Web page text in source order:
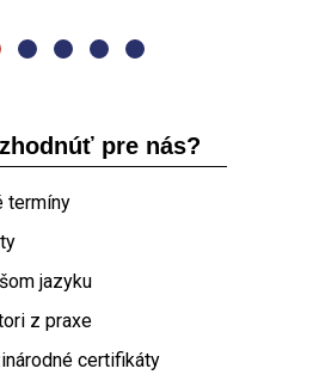
pre nás?
termíny
jazyku
z praxe
certifikáty